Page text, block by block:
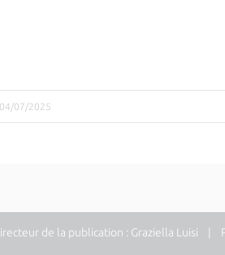
07/2025
de la publication : Graziella Luisi |